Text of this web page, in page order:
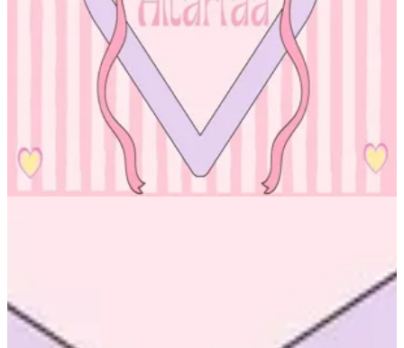
Altarfa beauty BH
Altarfa beauty BH
96551534604 تواصل مع الفرع